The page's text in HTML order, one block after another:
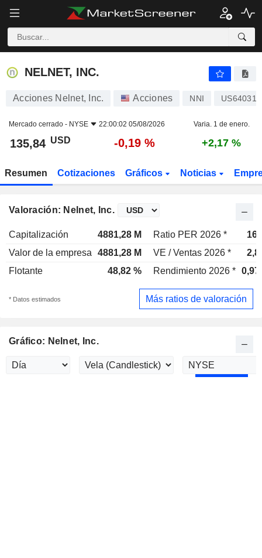
NELNET, INC.
NELNET, INC.
Acciones Nelnet, Inc. Acciones NNI
Mercado cerrado - NYSE 22:00:02 05/08/2026 Varia. 1 de enero.
135,84 USD -0,19 % +2,17 %
Resumen Cotizaciones Gráficos Noticias
Valoración: Nelnet, Inc.
Capitalización 4881,28 M Ratio PER 2026 *
Valor de la empresa
4881,28 M VE / Ventas 2026 *
Flotante
48,82 % Rendimiento 2026 * 0,97
* Datos estimados Más ratios de valoración
Gráfico: Nelnet, Inc.